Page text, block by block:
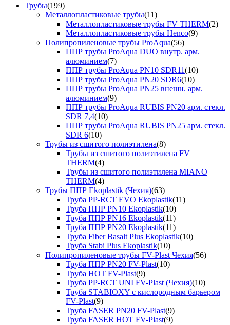
Трубы(199)
Металлопластиковые трубы(11)
Металлопластиковые трубы FV THERM(2)
Металлопластиковые трубы Henco(9)
Полипропиленовые трубы ProAqua(56)
ППР трубы ProAqua DUO внутр. арм.
алюминием(7)
ППР трубы ProAqua PN10 SDR11(10)
ППР трубы ProAqua PN20 SDR6(10)
ППР трубы ProAqua PN25 внешн. арм.
алюминием(9)
ППР трубы ProAqua RUBIS PN20 арм. стекл.
SDR 7,4(10)
ППР трубы ProAqua RUBIS PN25 арм. стекл.
SDR 6(10)
Трубы из сшитого полиэтилена(8)
Трубы из сшитого полиэтилена FV
THERM(4)
Трубы из сшитого полиэтилена MIANO
THERM(4)
Трубы ППР Ekoplastik (Чехия)(63)
Труба PP-RCT EVO Ekoplastik(11)
Труба ППР PN10 Ekoplastik(10)
Труба ППР PN16 Ekoplastik(11)
Труба ППР PN20 Ekoplastik(11)
Труба Fiber Basalt Plus Ekoplastik(10)
Труба Stabi Plus Ekoplastik(10)
Полипропиленовые трубы FV-Plast Чехия(56)
Труба ППР PN20 FV-Plast(10)
Труба HOT FV-Plast(9)
Труба PP-RCT UNI FV-Plast (Чехия)(10)
Труба STABIOXY с кислородным барьером
FV-Plast(9)
Труба FASER PN20 FV-Plast(9)
Труба FASER HOT FV-Plast(9)